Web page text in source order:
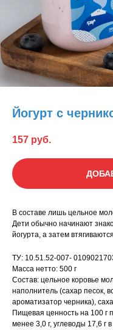
Йогурт с
157 руб.
В составе лишь цельное
Дети обычно начинают
йогурта, а затем
ТУ: 10.51.52-007-
Масса нетто: 500 г
Состав: цельное коровье
наполнитель (сахар песок,
ароматизатор черника),
Пищевая ценность на 100 г
менее 3,0 г, углеводы 17,6 г